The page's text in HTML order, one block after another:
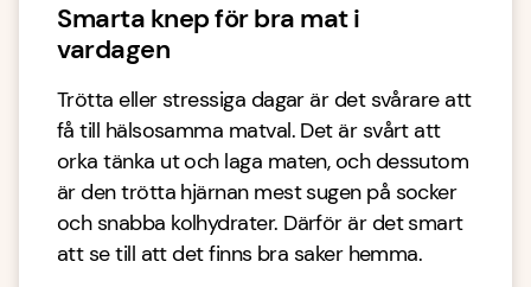
Smarta knep för bra mat i
vardagen
Trötta eller stressiga dagar är det svårare att
få till hälsosamma matval. Det är svårt att
orka tänka ut och laga maten, och dessutom
är den trötta hjärnan mest sugen på socker
och snabba kolhydrater. Därför är det smart
att se till att det finns bra saker hemma.